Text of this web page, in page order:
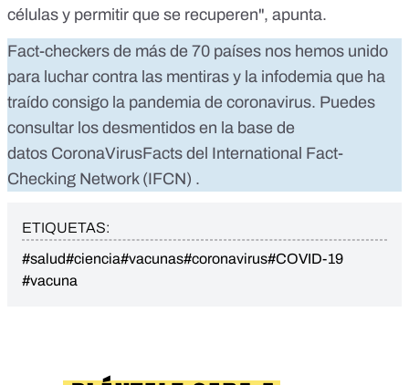
células y permitir que se recuperen", apunta.
Fact-checkers de más de 70 países nos hemos unido
para luchar contra las mentiras y la infodemia que ha
traído consigo la pandemia de coronavirus. Puedes
consultar los desmentidos en la base de
datos CoronaVirusFacts del International Fact-
Checking Network (IFCN) .
ETIQUETAS:
#salud#ciencia#vacunas#coronavirus#COVID-19
#vacuna